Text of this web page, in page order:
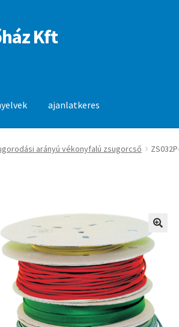
Kft
ajanlatkeres
arányú vékonyfalú zsugorcső
🔍